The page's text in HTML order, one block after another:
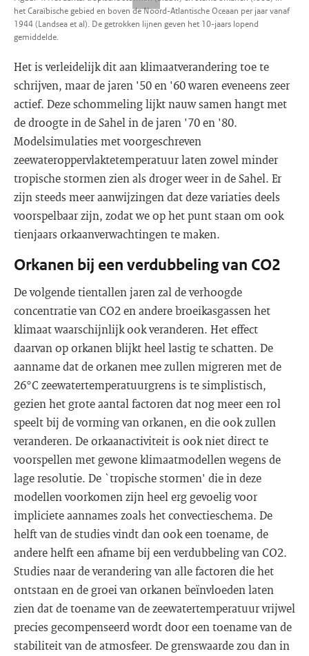
het Caraïbische gebied en boven de Noord-Atlantische Oceaan per jaar vanaf
1944 (Landsea et al). De getrokken lijnen geven het 10-jaars lopend
gemiddelde.
Het is verleidelijk dit aan klimaatverandering toe te
schrijven, maar de jaren '50 en '60 waren eveneens zeer
actief. Deze schommeling lijkt nauw samen hangt met
de droogte in de Sahel in de jaren '70 en '80.
Modelsimulaties met voorgeschreven
zeewateroppervlaktetemperatuur laten zowel minder
tropische stormen zien als droger weer in de Sahel. Er
zijn steeds meer aanwijzingen dat deze variaties deels
voorspelbaar zijn, zodat we op het punt staan om ook
tienjaars orkaanverwachtingen te maken.
Orkanen bij een verdubbeling van CO2
De volgende tientallen jaren zal de verhoogde
concentratie van CO2 en andere broeikasgassen het
klimaat waarschijnlijk ook veranderen. Het effect
daarvan op orkanen blijkt heel lastig te schatten. De
aanname dat de orkanen mee zullen migreren met de
26°C zeewatertemperatuurgrens is te simplistisch,
gezien het grote aantal factoren dat nog meer een rol
speelt bij de vorming van orkanen, en die ook zullen
veranderen. De orkaanactiviteit is ook niet direct te
voorspellen met gewone klimaatmodellen wegens de
lage resolutie. De `tropische stormen' die in deze
modellen voorkomen zijn heel erg gevoelig voor
impliciete aannames zoals het convectieschema. De
helft van de studies vindt dan ook een toename, de
andere helft een afname bij een verdubbeling van CO2.
Studies naar de verandering van alle factoren die het
ontstaan en de groei van orkanen beïnvloeden laten
zien dat de toename van de zeewatertemperatuur vrijwel
precies gecompenseerd wordt door een toename van de
stabiliteit van de atmosfeer. De grenswaarde zou dan in